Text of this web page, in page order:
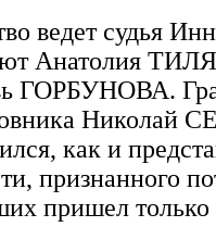
ведет судья
Анатолия ТИЛЯ
ГОРБУНОВА.
Николай
как и
признанного
пришел